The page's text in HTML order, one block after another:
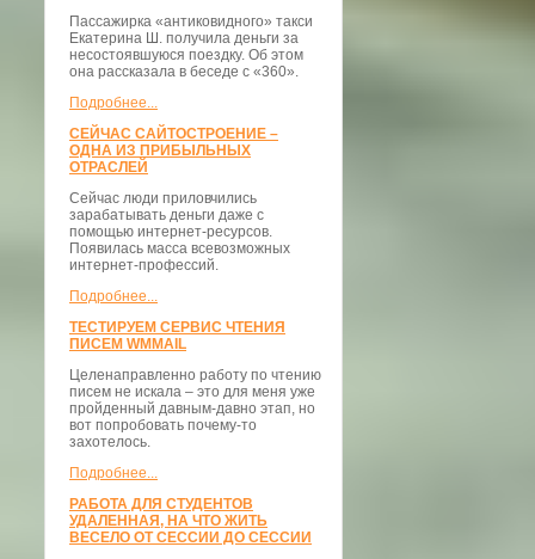
Пассажирка «антиковидного» такси
Екатерина Ш. получила деньги за
несостоявшуюся поездку. Об этом
она рассказала в беседе с «360».
Подробнее...
СЕЙЧАС САЙТОСТРОЕНИЕ –
ОДНА ИЗ ПРИБЫЛЬНЫХ
ОТРАСЛЕЙ
Сейчас люди приловчились
зарабатывать деньги даже с
помощью интернет-ресурсов.
Появилась масса всевозможных
интернет-профессий.
Подробнее...
ТЕСТИРУЕМ СЕРВИС ЧТЕНИЯ
ПИСЕМ WMMAIL
Целенаправленно работу по чтению
писем не искала – это для меня уже
пройденный давным-давно этап, но
вот попробовать почему-то
захотелось.
Подробнее...
РАБОТА ДЛЯ СТУДЕНТОВ
УДАЛЕННАЯ, НА ЧТО ЖИТЬ
ВЕСЕЛО ОТ СЕССИИ ДО СЕССИИ